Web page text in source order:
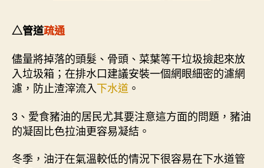
△管道疏通
儘量將掉落的頭髮、骨頭、菜葉等干垃圾撿起來放
入垃圾箱；在排水口建議安裝一個網眼細密的濾網
濾，防止渣滓流入下水道 。
3、愛食豬油的居民尤其要注意這方面的問題，豬油
的凝固比色拉油更容易凝結。
冬季，油汙在氣溫較低的情況下很容易在下水道管